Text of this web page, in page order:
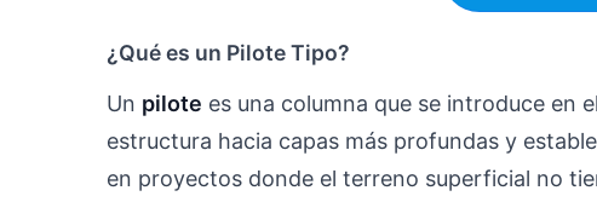
¿Qué es un Pilote Tipo?
Un pilote es una columna que se introduce en
estructura hacia capas más profundas y
en proyectos donde el terreno superficial no